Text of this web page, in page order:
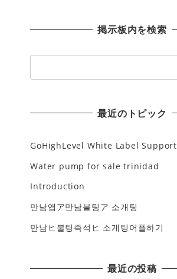
掲示板内を検索
索
最近のトピック
GoHighLevel White Label Support
Water pump for sale trinidad
Introduction
만남앱ア만남불팅ア 소개팅
만남ヒ불팅즉석ヒ 소개팅어플하기
最近の投稿